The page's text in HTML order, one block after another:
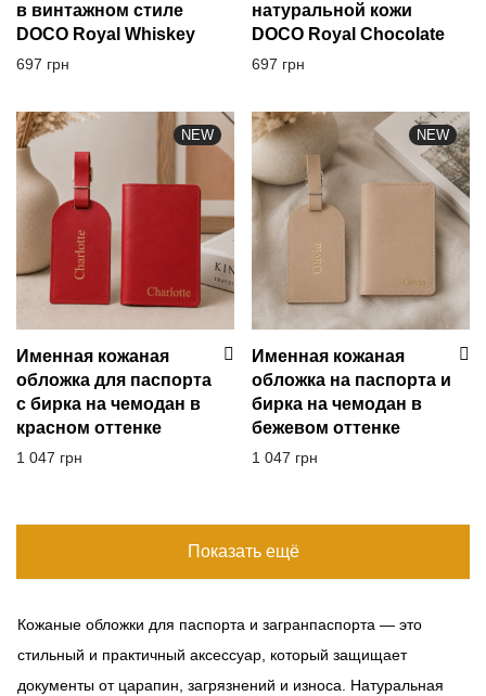
в винтажном стиле
DOCO Royal Whiskey
697 грн
натуральной кожи
DOCO Royal Chocolate
697 грн
NEW
Именная кожаная
обложка для паспорта
с бирка на чемодан в
красном оттенке
1 047 грн
NEW
Именная кожаная
обложка на паспорта и
бирка на чемодан в
бежевом оттенке
1 047 грн
Показать ещё
Кожаные обложки для паспорта и загранпаспорта — это
стильный и практичный аксессуар, который защищает
документы от царапин, загрязнений и износа. Натуральная